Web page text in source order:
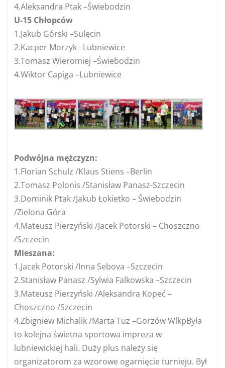
4.Aleksandra Ptak –Świebodzin
U-15 Chłopców
1.Jakub Górski –Sulęcin
2.Kacper Morzyk –Lubniewice
3.Tomasz Wieromiej –Świebodzin
4.Wiktor Capiga –Lubniewice
Podwójna mężczyzn:
1.Florian Schulz /Klaus Stiens –Berlin
2.Tomasz Polonis /Stanisław Panasz-Szczecin
3.Dominik Ptak /Jakub Łokietko – Świebodzin
/Zielona Góra
4.Mateusz Pierzyński /Jacek Potorski – Choszczno
/Szczecin
Mieszana:
1.Jacek Potorski /Inna Sebova –Szczecin
2.Stanisław Panasz /Sylwia Falkowska –Szczecin
3.Mateusz Pierzyński /Aleksandra Kopeć –
Choszczno /Szczecin
4.Zbigniew Michalik /Marta Tuz –Gorzów WlkpByła
to kolejna świetna sportowa impreza w
lubniewickiej hali. Duży plus należy się
organizatorom za wzorowe ogarnięcie turnieju. Był